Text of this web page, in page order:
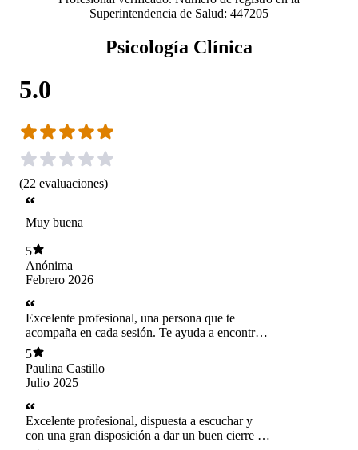
Superintendencia de Salud: 447205
Psicología Clínica
5.0
(22 evaluaciones)
Muy buena
5
Anónima
Febrero 2026
Excelente profesional, una persona que te
acompaña en cada sesión. Te ayuda a encontrar
un poco más de claridad, calma y fuerza. Me
siento contenida, escuchada y comprendida.
5
Paulina Castillo
Julio 2025
Excelente profesional, dispuesta a escuchar y
con una gran disposición a dar un buen cierre de